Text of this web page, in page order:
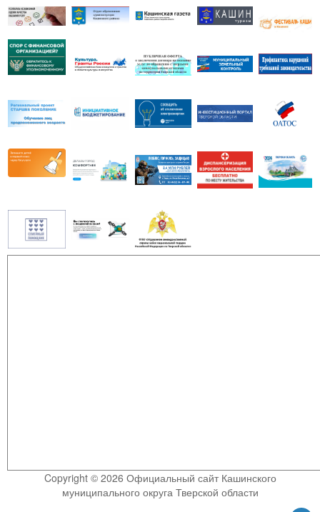
Copyright © 2026 Официальный сайт Кашинского
муниципального округа Тверской области